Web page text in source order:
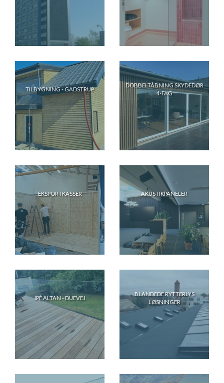
TILBYGNING - GADSTRUP
DOBBELTÅBNING SKYDEDØR
4-FAG
EKSPORTKASSER AKUSTIKPANELER
IPÉ ALTAN - DUEVEJ
BLANDEDE RYTTERLYS
LØSNINGER